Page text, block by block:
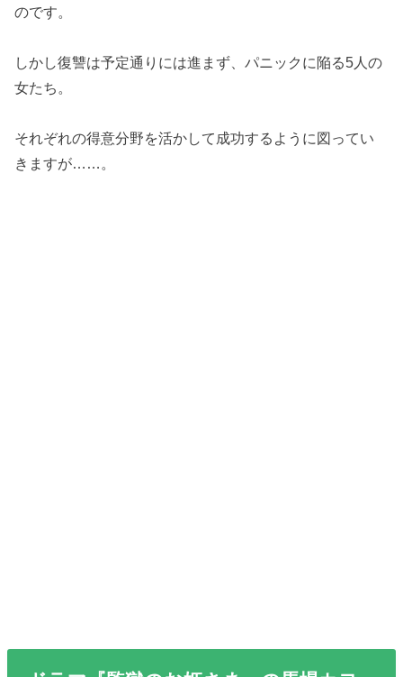
のです。
しかし復讐は予定通りには進まず、パニックに陥る5人の
女たち。
それぞれの得意分野を活かして成功するように図ってい
きますが……。